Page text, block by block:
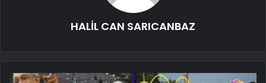
HALİL CAN SARICANBAZ